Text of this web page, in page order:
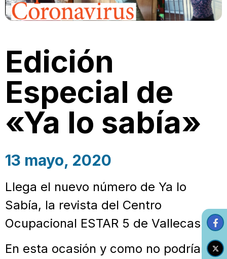
Edición
Especial de
«Ya lo sabía»
13 mayo, 2020
Llega el nuevo número de Ya lo
Sabía, la revista del Centro
Ocupacional ESTAR 5 de Vallecas.
En esta ocasión y como no podría